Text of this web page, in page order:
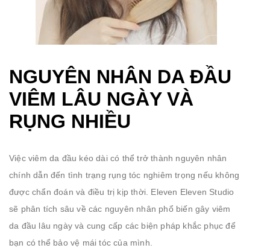
NGUYÊN NHÂN DA ĐẦU
VIÊM LÂU NGÀY VÀ
RỤNG NHIỀU
Việc viêm da đầu kéo dài có thể trở thành nguyên nhân
chính dẫn đến tình trạng rụng tóc nghiêm trọng nếu không
được chẩn đoán và điều trị kịp thời. Eleven Eleven Studio
sẽ phân tích sâu về các nguyên nhân phổ biến gây viêm
da đầu lâu ngày và cung cấp các biện pháp khắc phục để
bạn có thể bảo vệ mái tóc của mình.